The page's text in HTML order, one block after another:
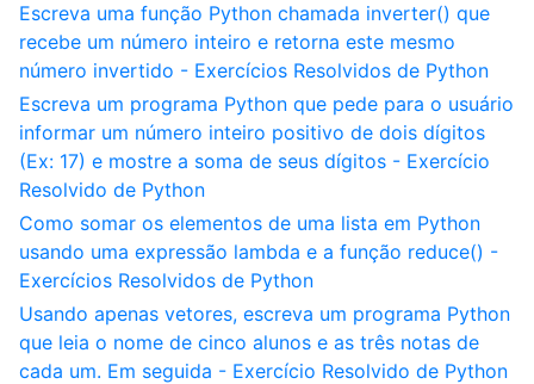
Escreva uma função Python chamada inverter() que
recebe um número inteiro e retorna este mesmo
número invertido - Exercícios Resolvidos de Python
Escreva um programa Python que pede para o usuário
informar um número inteiro positivo de dois dígitos
(Ex: 17) e mostre a soma de seus dígitos - Exercício
Resolvido de Python
Como somar os elementos de uma lista em Python
usando uma expressão lambda e a função reduce() -
Exercícios Resolvidos de Python
Usando apenas vetores, escreva um programa Python
que leia o nome de cinco alunos e as três notas de
cada um. Em seguida - Exercício Resolvido de Python